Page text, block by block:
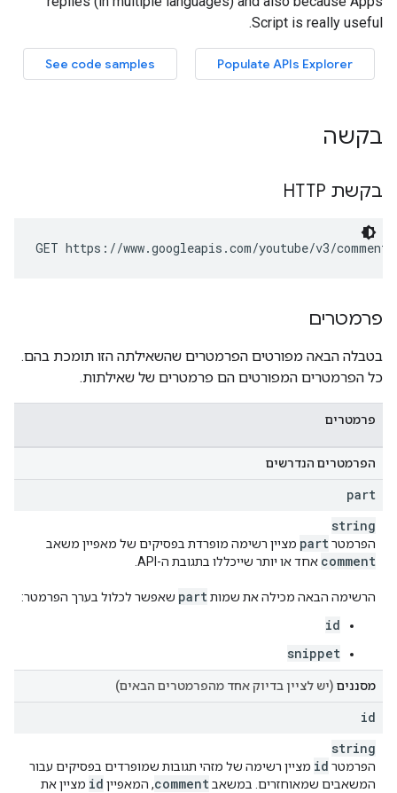
בקשה
בקשת HTTP
GET https://www.googleapis.com/youtube/v3/comments
פרמטרים
בטבלה הבאה מפורטים הפרמטרים שהשאילתה הזו תומכת בהם.
כל הפרמטרים המפורטים הם פרמטרים של שאילתות.
פרמטרים
הפרמטרים הנדרשים
part
string
הפרמטרpart מציין רשימה מופרדת בפסיקים של מאפיין משאב
comment אחד או יותר שייכללו בתגובת ה-API.
הרשימה הבאה מכילה את שמותpart שאפשר לכלול בערך הפרמטר:
id
snippet
מסננים (יש לציין בדיוק אחד מהפרמטרים הבאים)
id
string
הפרמטר id מציין רשימה של מזהי תגובות שמופרדים בפסיקים עבור
המשאבים שמאוחזרים. במשאבcomment, המאפיין id מציין את